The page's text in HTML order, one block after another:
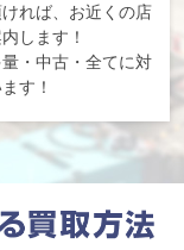
れば、お近くの店
します！
・中古・全てに対
す！